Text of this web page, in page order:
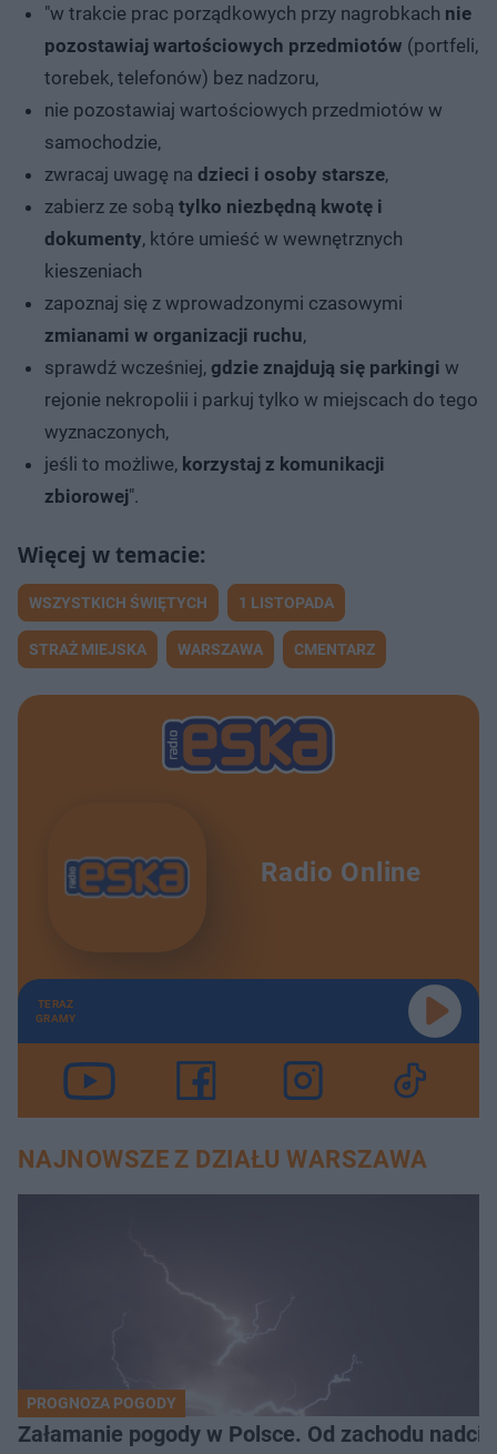
"w trakcie prac porządkowych przy nagrobkach nie
pozostawiaj wartościowych przedmiotów (portfeli,
torebek, telefonów) bez nadzoru,
nie pozostawiaj wartościowych przedmiotów w
samochodzie,
zwracaj uwagę na dzieci i osoby starsze,
zabierz ze sobą tylko niezbędną kwotę i
dokumenty, które umieść w wewnętrznych
kieszeniach
zapoznaj się z wprowadzonymi czasowymi
zmianami w organizacji ruchu,
sprawdź wcześniej, gdzie znajdują się parkingi w
rejonie nekropolii i parkuj tylko w miejscach do tego
wyznaczonych,
jeśli to możliwe, korzystaj z komunikacji
zbiorowej".
WSZYSTKICH ŚWIĘTYCH 1 LISTOPADA
STRAŻ MIEJSKA WARSZAWA CMENTARZ
Radio Online
TERAZ
GRAMY
NAJNOWSZE Z DZIAŁU WARSZAWA
PROGNOZA POGODY
Załamanie pogody w Polsce. Od zachodu